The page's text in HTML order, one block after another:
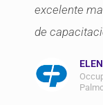
excelente
de